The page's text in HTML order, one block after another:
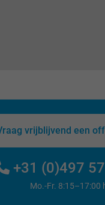
vrijblijvend een
+31 (0)497
Mo.-Fr. 8:15–17:00